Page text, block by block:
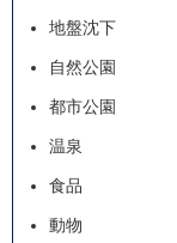
地盤沈下
自然公園
都市公園
温泉
食品
動物